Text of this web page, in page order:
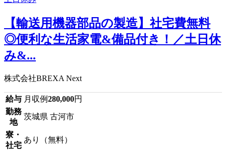
【輸送用機器部品の製造】社宅費無料
◎便利な生活家電&備品付き！／土日休
み&...
株式会社BREXA Next
給与 月収例280,000円
勤務
地
茨城県 古河市
寮・
社宅
あり（無料）